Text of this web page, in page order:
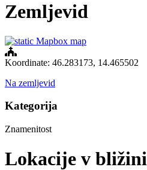
Zemljevid
Koordinate: 46.283173, 14.465502
Na zemljevid
Kategorija
Znamenitost
Lokacije v bližini